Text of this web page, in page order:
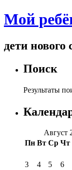
Мой
дети нового
Поиск
Результаты
Август
Пн Вт Ср Чт
3
4 5 6